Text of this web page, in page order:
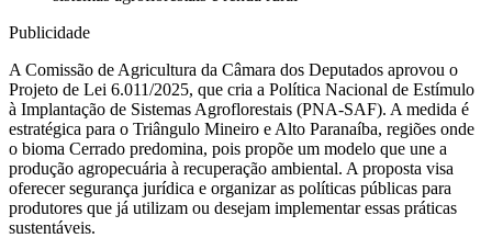
Publicidade
A Comissão de Agricultura da Câmara dos Deputados aprovou o
Projeto de Lei 6.011/2025, que cria a Política Nacional de Estímulo
à Implantação de Sistemas Agroflorestais (PNA-SAF). A medida é
estratégica para o Triângulo Mineiro e Alto Paranaíba, regiões onde
o bioma Cerrado predomina, pois propõe um modelo que une a
produção agropecuária à recuperação ambiental. A proposta visa
oferecer segurança jurídica e organizar as políticas públicas para
produtores que já utilizam ou desejam implementar essas práticas
sustentáveis.